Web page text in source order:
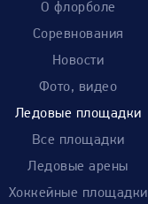
О флорболе
Соревнования
Новости
Фото, видео
Ледовые площадки
Все площадки
Ледовые арены
Хоккейные площадки